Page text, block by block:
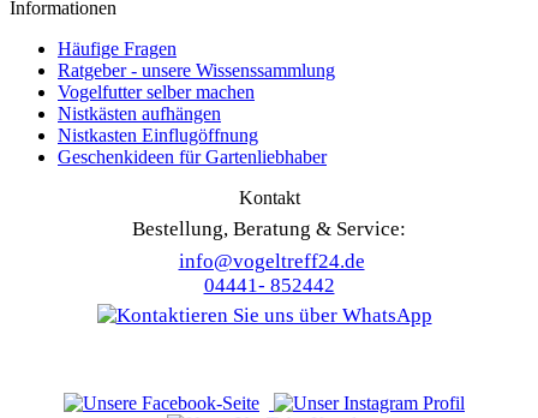
Informationen
Häufige Fragen
Ratgeber - unsere Wissenssammlung
Vogelfutter selber machen
Nistkästen aufhängen
Nistkasten Einflugöffnung
Geschenkideen für Gartenliebhaber
Kontakt
Bestellung, Beratung & Service:
info@vogeltreff24.de
04441- 852442